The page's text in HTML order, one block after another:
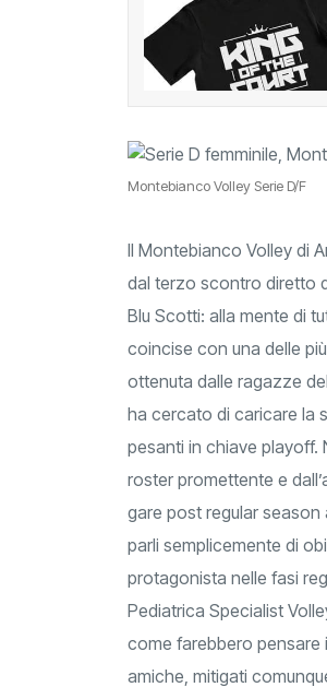
Montebianco Volley Serie D/F
Il Montebianco Volley di
dal terzo scontro diretto
Blu Scotti: alla mente di
coincise con una delle
ottenuta dalle ragazze
ha cercato di caricare la
pesanti in chiave playoff.
roster promettente e
gare post regular
parli semplicemente di
protagonista nelle fasi
Pediatrica Specialist
come farebbero pensare
amiche, mitigati